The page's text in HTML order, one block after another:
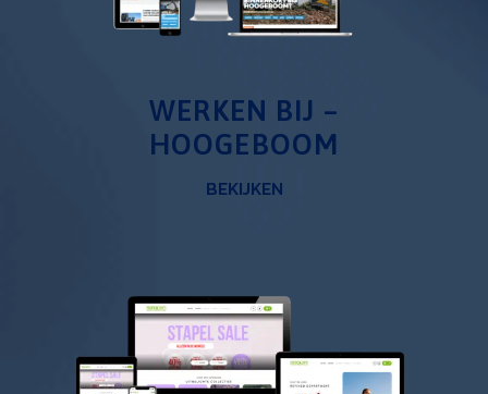
WERKEN BIJ –
HOOGEBOOM
BEKIJKEN